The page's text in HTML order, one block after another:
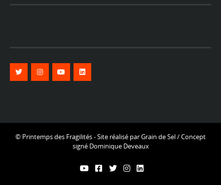
© Printemps des Fragilités - Site réalisé parGrain de Sel/ Concept
signé Dominique Deveaux